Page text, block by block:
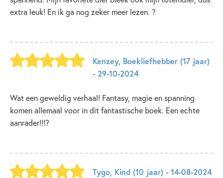
extra leuk! En ik ga nog zeker meer lezen. ?
Kenzey, Boekliefhebber (17 jaar)
- 29-10-2024
Wat een geweldig verhaal! Fantasy, magie en spanning
komen allemaal voor in dit fantastische boek. Een echte
aanrader!!!?
Tygo, Kind (10 jaar) - 14-08-2024